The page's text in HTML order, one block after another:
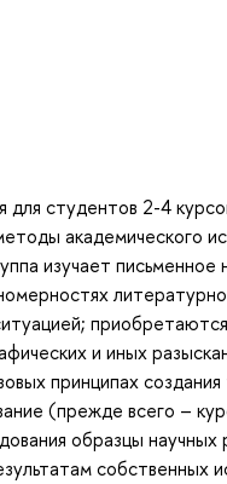
студентов 2-4
академического
изучает
и иных
принципах
(прежде всего –
образцы
собственных